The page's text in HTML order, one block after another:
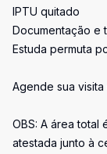
IPTU quitado
Documentação e
Estuda permuta
Agende sua
OBS: A área total
atestada junto à